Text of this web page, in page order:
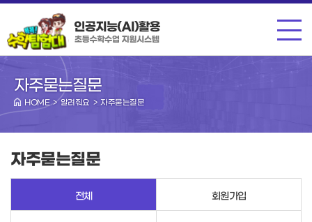
메뉴
자주묻는질문
HOME > 알려줘요 > 자주묻는질문
자주묻는질문
전체 회원가입